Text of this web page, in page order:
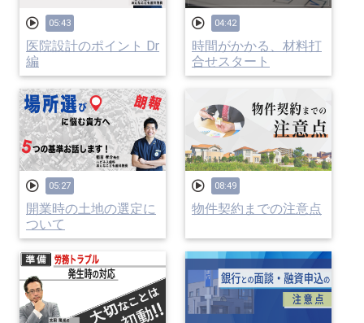
05:43
医院設計のポイント Dr
編
04:42
時間がかかる、材料打
合せスタート
05:27
開業時の土地の選定に
ついて
08:49
物件契約までの注意点